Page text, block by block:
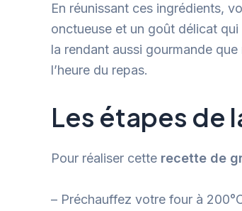
En réunissant ces ingrédients,
onctueuse et un goût délicat
la rendant aussi gourmande
l’heure du repas.
Les étapes de
Pour réaliser cette recette de
– Préchauffez votre four à